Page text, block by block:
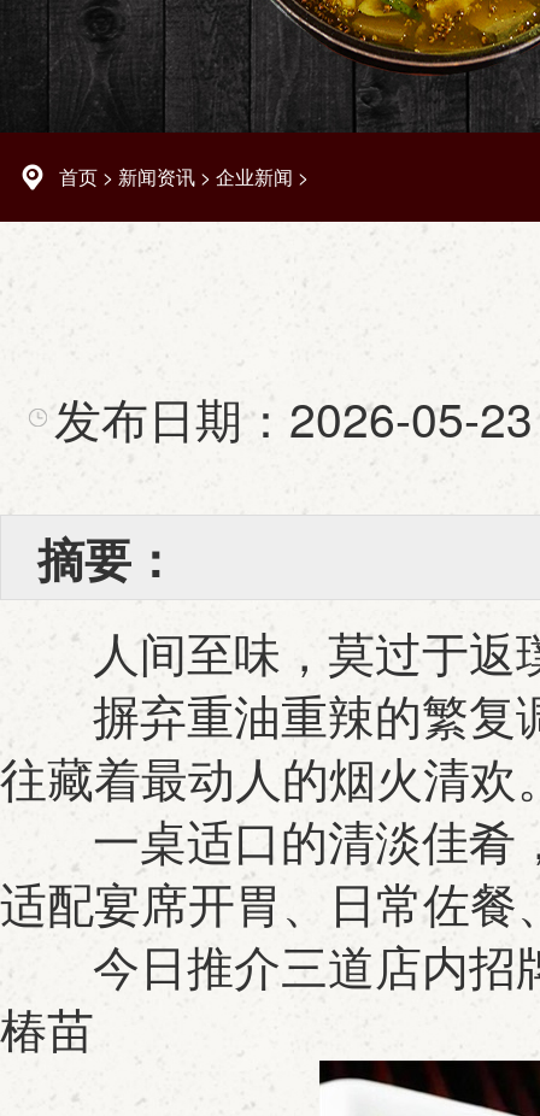
首页 > 新闻资讯 > 企业新闻 >
发布日期： 2026-05-
摘要：
人间至味，莫过于返
摒弃重油重辣的繁复
往藏着最动人的烟火清欢
一桌适口的清淡佳肴
适配宴席开胃、日常佐
今日推介三道店内招牌
椿苗